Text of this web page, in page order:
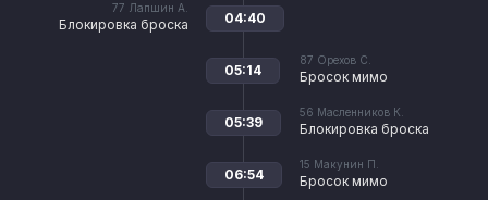
77 Лапшин А.
Блокировка броска 04:40
87 Орехов С.
Бросок мимо
05:14
56 Масленников К.
Блокировка броска
05:39
15 Макунин П.
Бросок мимо
06:54